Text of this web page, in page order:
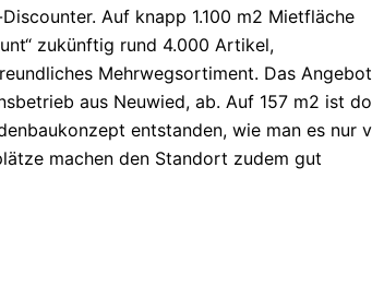
Auf knapp 1.100 m2 Mietfläche
zukünftig rund 4.000 Artikel,
Mehrwegsortiment. Das Angebot
aus Neuwied, ab. Auf 157 m2 ist
entstanden, wie man es nur
machen den Standort zudem gut